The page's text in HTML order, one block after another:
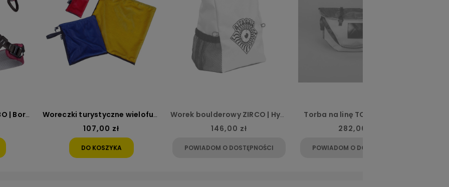
Woreczki turystyczne wielofunkcyjne - zestaw woreczków 15, 5 i 0,5l Worek boulderowy ZIRCO | Hypnosis Off White
POWIADOM O DOSTĘPNOŚCI
Torba na linę TOPAZ (beige)
POWIADOM O DOSTĘPNOŚCI